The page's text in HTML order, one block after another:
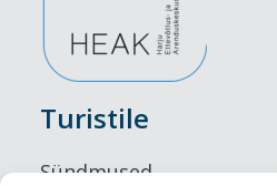
Turistile
Sündmused